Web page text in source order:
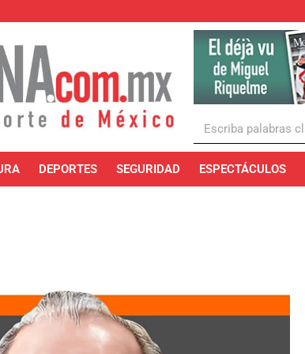
DEPORTES SEGURIDAD ESPECTÁCULOS